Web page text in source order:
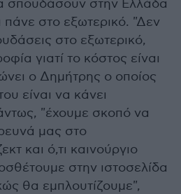
σπουδάσουν στην Ελλάδα
πάνε στο εξωτερικό. "Δεν
στο εξωτερικό,
γιατί το κόστος είναι
ο Δημήτρης ο οποίος
είναι να κάνει
"έχουμε σκοπό να
μας στο
και ό,τι καινούργιο
στην ιστοσελίδα
θα εμπλουτίζουμε",